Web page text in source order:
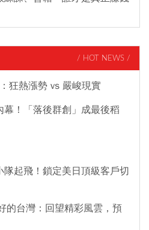
/ HOT NEWS /
狂熱漲勢 vs 嚴峻現實
！「落後群創」成最後稻
起飛！鎖定美日頂級客戶切
的台灣：回望精彩風雲，預